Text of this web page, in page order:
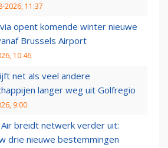
2026, 11:37
opent komende winter nieuwe
Brussels Airport
10:46
net als veel andere
langer weg uit Golfregio
9:00
Air breidt netwerk verder uit:
drie nieuwe bestemmingen